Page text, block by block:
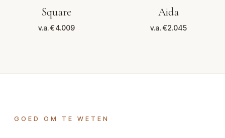
Square
v.a. €4.009
Aida
v.a. €2.045
GOED OM TE WETEN